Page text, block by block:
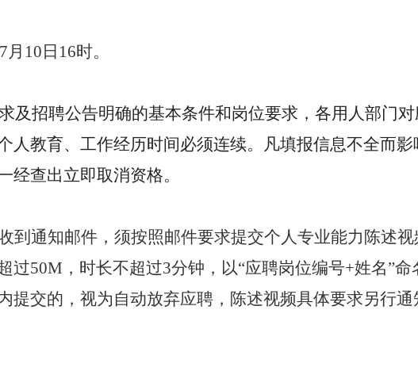
10日16时。
及招聘公告明确的基本条件和岗位要求，各用人部门
人教育、工作经历时间必须连续。凡填报信息不全而
经查出立即取消资格。
到通知邮件，须按照邮件要求提交个人专业能力陈述
过50M，时长不超过3分钟，以“应聘岗位编号+姓名”命
提交的，视为自动放弃应聘，陈述视频具体要求另行